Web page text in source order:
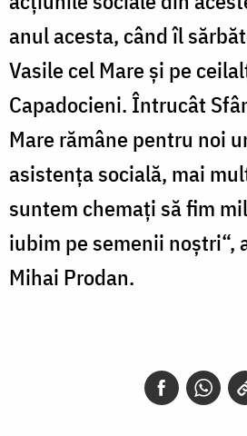
anul acesta, când îl
Vasile cel Mare şi pe
Capadocieni. Întrucât
Mare rămâne pentru noi
asistenţa socială, mai
suntem chemaţi să fim
iubim pe semenii noştri“,
Mihai Prodan.